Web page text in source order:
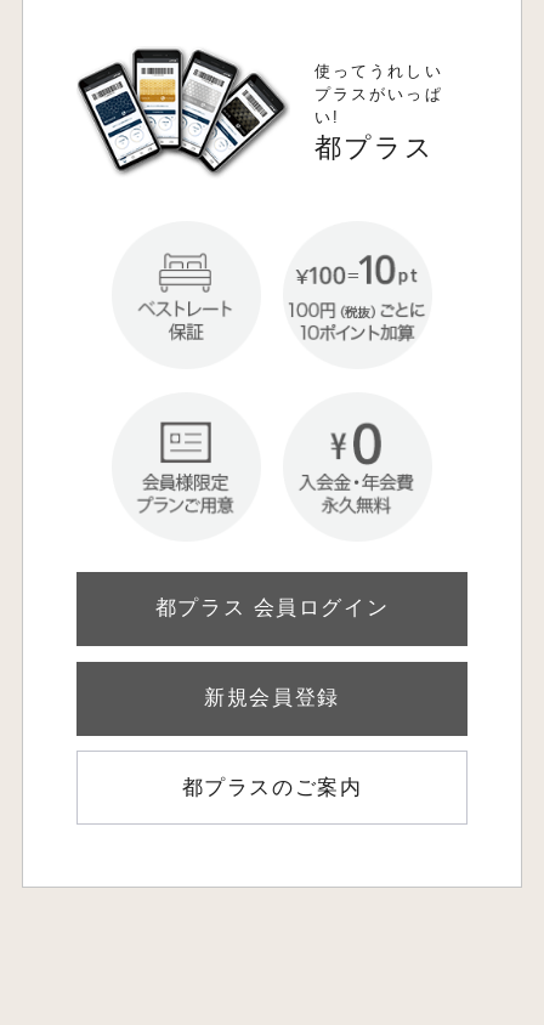
使ってうれしい
プラスがいっぱ
い!
都プラス
都プラス 会員ログイン
新規会員登録
都プラスのご案内